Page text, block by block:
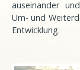
auseinander
Um- und
Entwicklung.